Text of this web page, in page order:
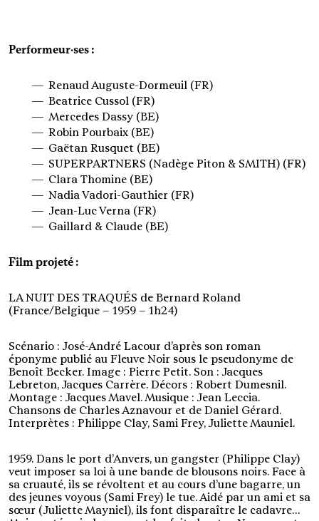
Performeur·ses :
Renaud Auguste-Dormeuil (FR)
Beatrice Cussol (FR)
Mercedes Dassy (BE)
Robin Pourbaix (BE)
Gaëtan Rusquet (BE)
SUPERPARTNERS (Nadège Piton & SMITH) (FR)
Clara Thomine (BE)
Nadia Vadori-Gauthier (FR)
Jean-Luc Verna (FR)
Gaillard & Claude (BE)
Film projeté :
LA NUIT DES TRAQUÉS de Bernard Roland
(France/Belgique – 1959 – 1h24)
Scénario : José-André Lacour d’après son roman
éponyme publié au Fleuve Noir sous le pseudonyme de
Benoît Becker. Image : Pierre Petit. Son : Jacques
Lebreton, Jacques Carrère. Décors : Robert Dumesnil.
Montage : Jacques Mavel. Musique : Jean Leccia.
Chansons de Charles Aznavour et de Daniel Gérard.
Interprètes : Philippe Clay, Sami Frey, Juliette Mauniel.
1959. Dans le port d’Anvers, un gangster (Philippe Clay)
veut imposer sa loi à une bande de blousons noirs. Face à
sa cruauté, ils se révoltent et au cours d’une bagarre, un
des jeunes voyous (Sami Frey) le tue. Aidé par un ami et sa
sœur (Juliette Mayniel), ils font disparaître le cadavre…